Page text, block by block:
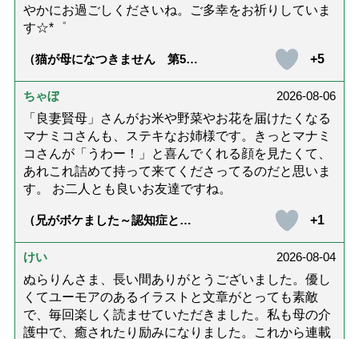
やかにお過ごしくださいね。ご多幸をお祈りしていま
す☆*゜
（猫が母になつきません 第500
+5
ちゃぼ
2026-08-06
「良妻賢母」さんがお米や野菜やお花を届けたくなる
マナミコさんも、ステキなお姉様です。きっとマナミ
コさんが「うわー！」と喜んでくれる顔を見たくて、
あれこれ詰めて持って来てくださってるのだと思いま
す。 お二人とも良いお友達ですね。
（兄がボケました～認知症と介
達』が届きました」）
+1
けい
2026-08-04
ぬらりんさま、長い間ありがとうございました。優し
くてユーモアのあるイラストと文章がとっても素敵
で、毎回楽しく読ませていただきました。私も母の介
護中で、癒されたり励みになりました。これから連載